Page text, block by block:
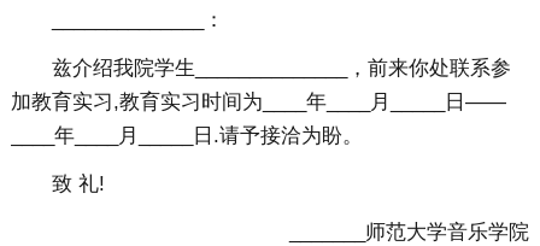
______________：
兹介绍我院学生______________，前来你处联系参
加教育实习,教育实习时间为____年____月_____日——
____年____月_____日.请予接洽为盼。
致 礼!
_______师范大学音乐学院